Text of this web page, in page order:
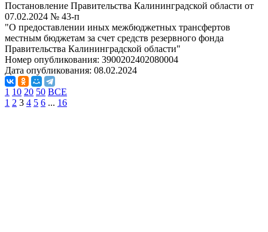
Постановление Правительства Калининградской области от
07.02.2024 № 43-п
"О предоставлении иных межбюджетных трансфертов
местным бюджетам за счет средств резервного фонда
Правительства Калининградской области"
Номер опубликования: 3900202402080004
Дата опубликования: 08.02.2024
1 10 20 50 ВСЕ
1 2 3 4 5 6 ... 16